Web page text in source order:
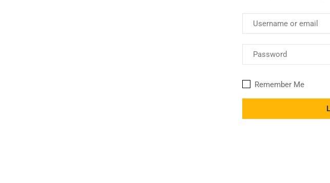
Remember Me